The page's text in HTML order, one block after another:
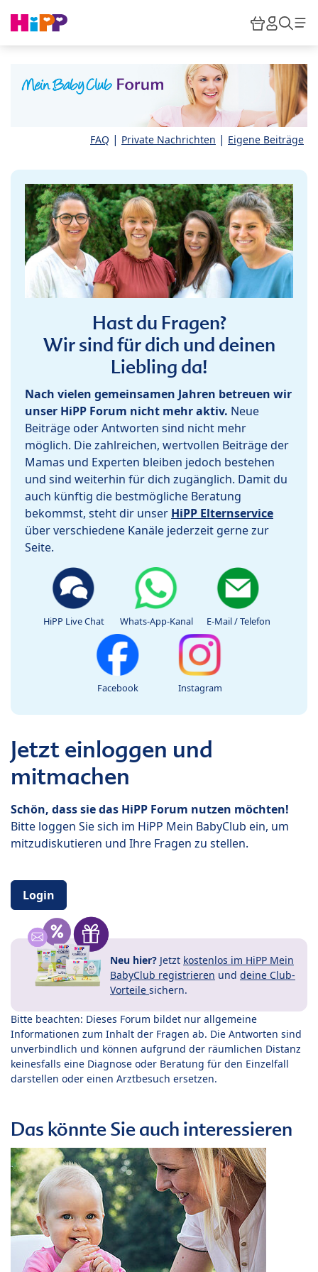
HiPP
FAQ | Private Nachrichten | Eigene Beiträge
Hast du Fragen?
Wir sind für dich und deinen
Liebling da!
Nach vielen gemeinsamen Jahren betreuen wir
unser HiPP Forum nicht mehr aktiv. Neue
Beiträge oder Antworten sind nicht mehr
möglich. Die zahlreichen, wertvollen Beiträge der
Mamas und Experten bleiben jedoch bestehen
und sind weiterhin für dich zugänglich. Damit du
auch künftig die bestmögliche Beratung
bekommst, steht dir unser HiPP Elternservice
über verschiedene Kanäle jederzeit gerne zur
Seite.
HiPP Live Chat Whats-App-Kanal E-Mail / Telefon
Facebook Instagram
Jetzt einloggen und
mitmachen
Schön, dass sie das HiPP Forum nutzen möchten!
Bitte loggen Sie sich im HiPP Mein BabyClub ein, um
mitzudiskutieren und Ihre Fragen zu stellen.
Login
Neu hier? Jetzt kostenlos im HiPP Mein
BabyClub registrieren und deine Club-
Vorteile sichern.
Bitte beachten: Dieses Forum bildet nur allgemeine
Informationen zum Inhalt der Fragen ab. Die Antworten sind
unverbindlich und können aufgrund der räumlichen Distanz
keinesfalls eine Diagnose oder Beratung für den Einzelfall
darstellen oder einen Arztbesuch ersetzen.
Das könnte Sie auch interessieren